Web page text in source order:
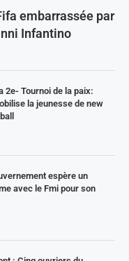
embarrassée par
Infantino
2e- Tournoi de la paix:
la jeunesse de new
espère un
avec le Fmi pour son